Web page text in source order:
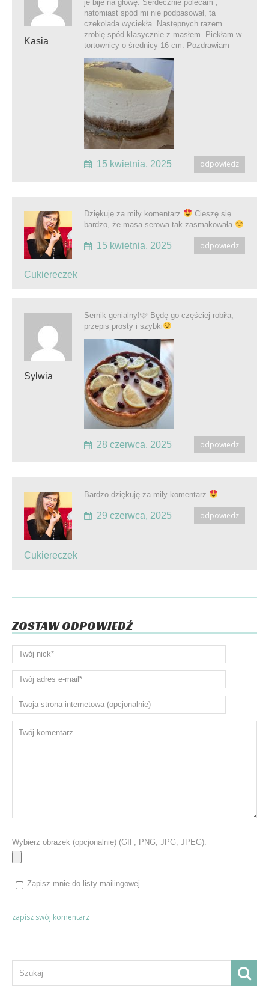
Kasia
je bije na głowę. Serdecznie polecam ,
natomiast spód mi nie podpasował, ta
czekolada wyciekła. Następnych razem
zrobię spód klasycznie z masłem. Piekłam w
tortownicy o średnicy 16 cm. Pozdrawiam
odpowiedz
15 kwietnia, 2025
Cukiereczek
Dziękuję za miły komentarz
Cieszę się
bardzo, że masa serowa tak zasmakowała
odpowiedz
15 kwietnia, 2025
Sylwia
Sernik genialny!🩷 Będę go częściej robiła,
przepis prosty i szybki
odpowiedz
28 czerwca, 2025
Cukiereczek
Bardzo dziękuję za miły komentarz
odpowiedz
29 czerwca, 2025
ZOSTAW ODPOWIEDŹ
Wybierz obrazek (opcjonalnie) (GIF, PNG, JPG, JPEG):
Zapisz mnie do listy mailingowej.